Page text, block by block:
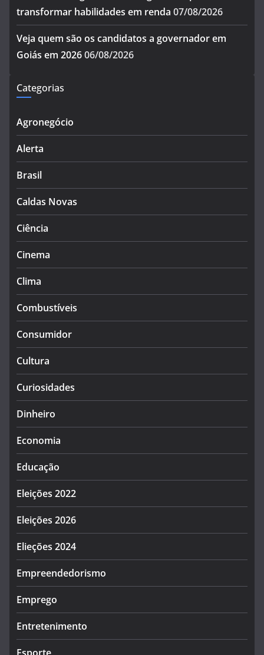
transformar habilidades em renda 07/08/2026
Veja quem são os candidatos a governador em
Goiás em 202606/08/2026
Categorias
Agronegócio
Alerta
Brasil
Caldas Novas
Ciência
Cinema
Clima
Combustíveis
Consumidor
Cultura
Curiosidades
Dinheiro
Economia
Educação
Eleições 2022
Eleições 2026
Elieções 2024
Empreendedorismo
Emprego
Entretenimento